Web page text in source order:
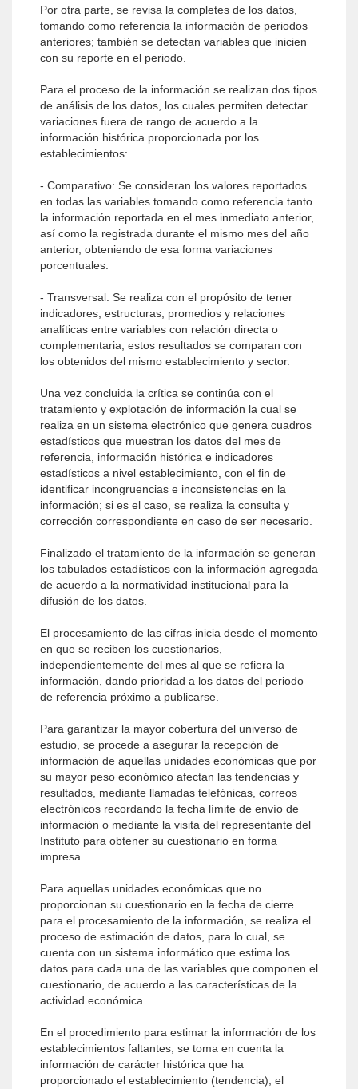
Por otra parte, se revisa la completes de los datos,
tomando como re­ferencia la información de periodos
anteriores; también se detectan variables que inicien
con su reporte en el periodo.
Para el proceso de la información se realizan dos tipos
de análisis de los datos, los cuales permiten detectar
variaciones fuera de rango de acuerdo a la
información histórica proporciona­da por los
establecimientos:
- Comparativo: Se consideran los valores reportados
en todas las variables tomando como referencia tanto
la información repor­tada en el mes inmediato anterior,
así como la registrada durante el mismo mes del año
anterior, obteniendo de esa forma variacio­nes
porcentuales.
- Transversal: Se realiza con el propósito de tener
indicadores, estructuras, promedios y relaciones
analíticas entre variables con relación directa o
complementaria; estos resultados se comparan con
los obtenidos del mismo establecimiento y sector.
Una vez concluida la crítica se continúa con el
tratamiento y explotación de información la cual se
realiza en un sistema electrónico que genera cuadros
estadísticos que muestran los datos del mes de
referencia, información histórica e indicadores
estadísticos a nivel establecimiento, con el fin de
identificar incongruencias e inconsistencias en la
información; si es el caso, se realiza la consulta y
corrección correspondiente en caso de ser necesario.
Finalizado el tratamiento de la información se generan
los tabulados estadísticos con la información agregada
de acuerdo a la normatividad institucional para la
difusión de los datos.
El procesamiento de las cifras inicia desde el momento
en que se reciben los cuestionarios,
independientemente del mes al que se refiera la
información, dando prioridad a los datos del periodo
de referencia próximo a publicarse.
Para garantizar la mayor cobertura del uni­verso de
estudio, se procede a asegurar la recepción de
información de aquellas unidades económicas que por
su mayor peso económico afectan las tendencias y
resultados, median­te llamadas telefónicas, correos
electrónicos recordando la fecha límite de envío de
informa­ción o mediante la visita del representante del
Instituto para obtener su cuestionario en forma
impresa.
Para aquellas unidades económicas que no
proporcionan su cuestionario en la fecha de cie­rre
para el procesamiento de la información, se realiza el
proceso de estimación de datos, para lo cual, se
cuenta con un sistema informático que estima los
datos para cada una de las variables que componen el
cuestionario, de acuerdo a las características de la
actividad económica.
En el procedimiento para estimar la informa­ción de los
establecimientos faltantes, se toma en cuenta la
información de carácter histórica que ha
proporcionado el establecimiento (ten­dencia), el